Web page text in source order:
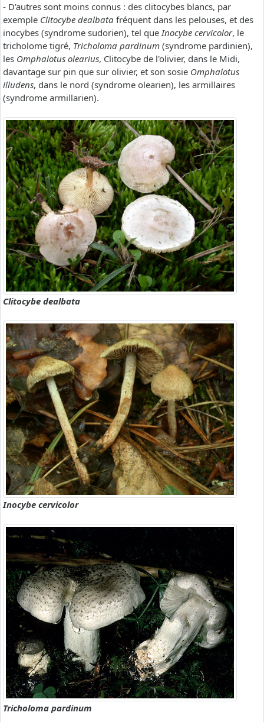
- D’autres sont moins connus : des clitocybes blancs, par
exemple Clitocybe dealbata fréquent dans les pelouses, et des
inocybes (syndrome sudorien), tel queInocybe cervicolor, le
tricholome tigré, Tricholoma pardinum (syndrome pardinien),
les Omphalotus olearius, Clitocybe de l'olivier, dans le Midi,
davantage sur pin que sur olivier, et son sosie Omphalotus
illudens, dans le nord (syndrome olearien), les armillaires
(syndrome armillarien).
Clitocybe dealbata
Inocybe cervicolor
Tricholoma pardinum